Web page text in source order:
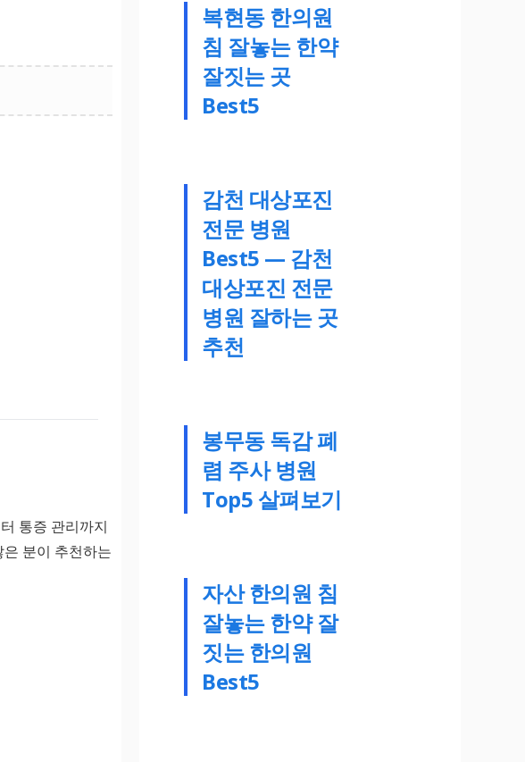
통증 관리까지
분이 추천하는
복현동 한의원
침 잘놓는 한약
잘짓는 곳
Best5
감천 대상포진
전문 병원
Best5 — 감천
대상포진 전문
병원 잘하는 곳
추천
봉무동 독감 폐
렴 주사 병원
Top5 살펴보기
자산 한의원 침
잘놓는 한약 잘
짓는 한의원
Best5